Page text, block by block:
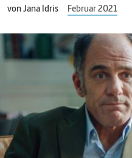
vonJana Idris Februar 2021